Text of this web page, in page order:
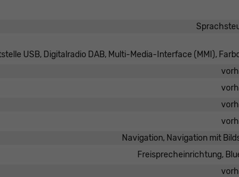
USB, Digitalradio DAB, Multi-Media-Interface (MMI),
Navigation, Navigation mit
Freisprecheinrichtung,